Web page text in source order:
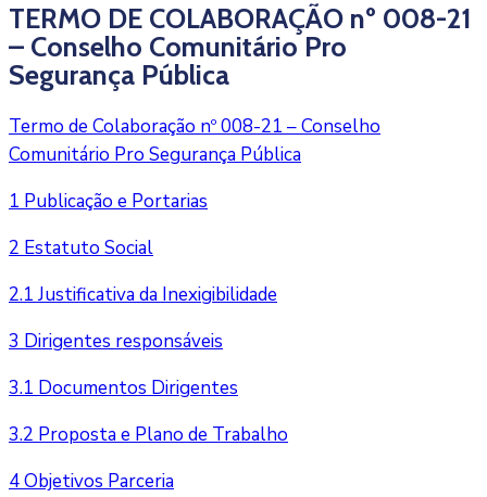
TERMO DE COLABORAÇÃO nº 008-21
– Conselho Comunitário Pro
Segurança Pública
Termo de Colaboração nº 008-21 – Conselho
Comunitário Pro Segurança Pública
1 Publicação e Portarias
2 Estatuto Social
2.1 Justificativa da Inexigibilidade
3 Dirigentes responsáveis
3.1 Documentos Dirigentes
3.2 Proposta e Plano de Trabalho
4 Objetivos Parceria